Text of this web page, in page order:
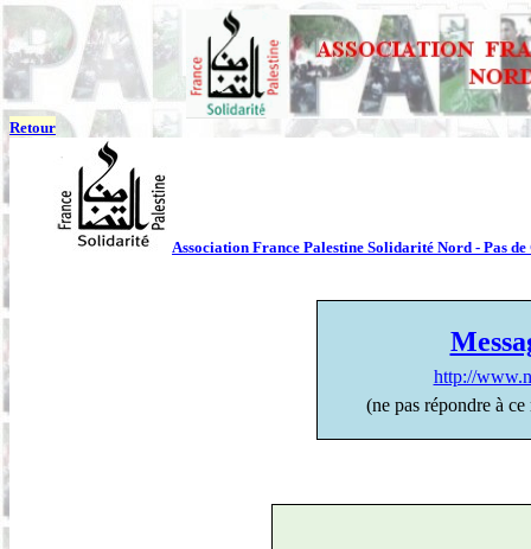
Retour
Association France Palestine Solidarité Nord - Pas de
http://
(ne pas répondre à